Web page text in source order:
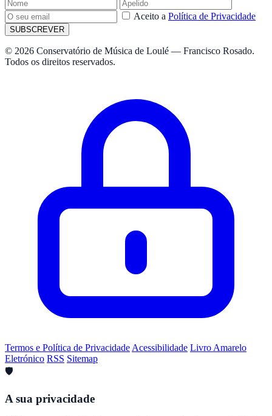
Aceito a Política de Privacidade
SUBSCREVER
© 2026 Conservatório de Música de Loulé — Francisco Rosado.
Todos os direitos reservados.
Termos e Política de Privacidade Acessibilidade Livro Amarelo
Eletrónico RSS Sitemap
🛡️
A sua privacidade